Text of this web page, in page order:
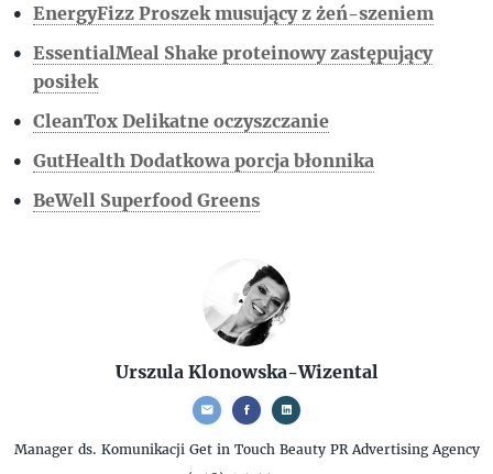
EnergyFizz Proszek musujący z żeń-szeniem
EssentialMeal Shake proteinowy zastępujący
posiłek
CleanTox Delikatne oczyszczanie
GutHealth Dodatkowa porcja błonnika
BeWell Superfood Greens
Urszula Klonowska-Wizental
Manager ds. KomunikacjiGet in Touch Beauty PR Advertising Agency